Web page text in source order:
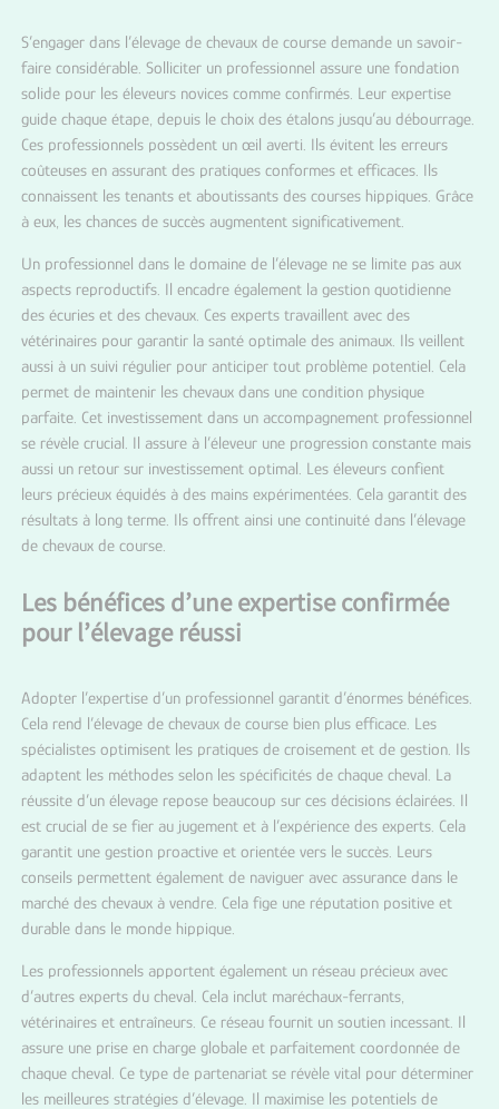
S’engager dans l’élevage de chevaux de course demande un savoir-
faire considérable. Solliciter un professionnel assure une fondation
solide pour les éleveurs novices comme confirmés. Leur expertise
guide chaque étape, depuis le choix des étalons jusqu’au débourrage.
Ces professionnels possèdent un œil averti. Ils évitent les erreurs
coûteuses en assurant des pratiques conformes et efficaces. Ils
connaissent les tenants et aboutissants des courses hippiques. Grâce
à eux, les chances de succès augmentent significativement.
Un professionnel dans le domaine de l’élevage ne se limite pas aux
aspects reproductifs. Il encadre également la gestion quotidienne
des écuries et des chevaux. Ces experts travaillent avec des
vétérinaires pour garantir la santé optimale des animaux. Ils veillent
aussi à un suivi régulier pour anticiper tout problème potentiel. Cela
permet de maintenir les chevaux dans une condition physique
parfaite. Cet investissement dans un accompagnement professionnel
se révèle crucial. Il assure à l’éleveur une progression constante mais
aussi un retour sur investissement optimal. Les éleveurs confient
leurs précieux équidés à des mains expérimentées. Cela garantit des
résultats à long terme. Ils offrent ainsi une continuité dans l’élevage
de chevaux de course.
Les bénéfices d’une expertise confirmée
pour l’élevage réussi
Adopter l’expertise d’un professionnel garantit d’énormes bénéfices.
Cela rend l’élevage de chevaux de course bien plus efficace. Les
spécialistes optimisent les pratiques de croisement et de gestion. Ils
adaptent les méthodes selon les spécificités de chaque cheval. La
réussite d’un élevage repose beaucoup sur ces décisions éclairées. Il
est crucial de se fier au jugement et à l’expérience des experts. Cela
garantit une gestion proactive et orientée vers le succès. Leurs
conseils permettent également de naviguer avec assurance dans le
marché des chevaux à vendre. Cela fige une réputation positive et
durable dans le monde hippique.
Les professionnels apportent également un réseau précieux avec
d’autres experts du cheval. Cela inclut maréchaux-ferrants,
vétérinaires et entraîneurs. Ce réseau fournit un soutien incessant. Il
assure une prise en charge globale et parfaitement coordonnée de
chaque cheval. Ce type de partenariat se révèle vital pour déterminer
les meilleures stratégies d’élevage. Il maximise les potentiels de